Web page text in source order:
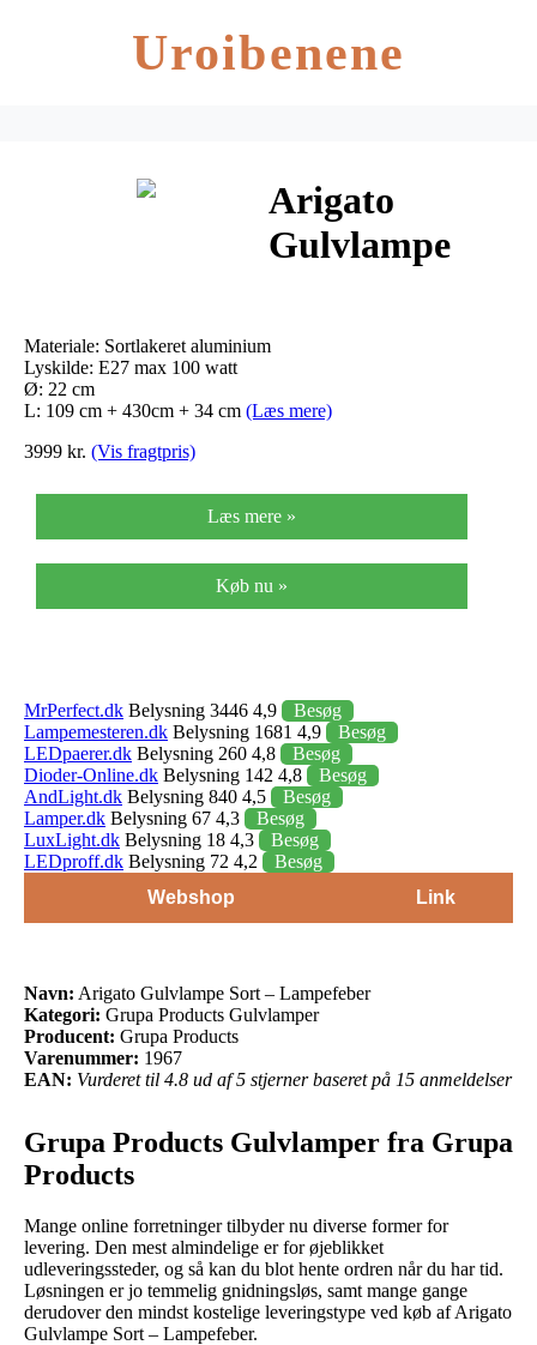
Uroibenene
Arigato
Gulvlampe
Lampefeber
Materiale: Sortlakeret aluminium
Lyskilde: E27 max 100 watt
Ø: 22 cm
L: 109 cm + 430cm + 34 cm (Læs mere)
3999 kr. (Vis fragtpris)
Læs mere »
Køb nu »
MrPerfect.dk Belysning 3446 4,9
Besøg
Lampemesteren.dk Belysning 1681 4,9
Besøg
LEDpaerer.dk Belysning 260 4,8
Besøg
Dioder-Online.dk Belysning 142 4,8
Besøg
AndLight.dk Belysning 840 4,5
Besøg
Lamper.dk Belysning 67 4,3
Besøg
LuxLight.dk Belysning 18 4,3
Besøg
LEDproff.dk Belysning 72 4,2
Besøg
Webshop
Link
Navn: Arigato Gulvlampe Sort – Lampefeber
Kategori: Grupa Products Gulvlamper
Producent: Grupa Products
Varenummer: 1967
EAN: Vurderet til 4.8 ud af 5 stjerner baseret på 15 anmeldelser
Grupa Products Gulvlamper fra Grupa
Products
Mange online forretninger tilbyder nu diverse former for
levering. Den mest almindelige er for øjeblikket
udleveringssteder, og så kan du blot hente ordren når du har tid.
Løsningen er jo temmelig gnidningsløs, samt mange gange
derudover den mindst kostelige leveringstype ved køb af Arigato
Gulvlampe Sort – Lampefeber.